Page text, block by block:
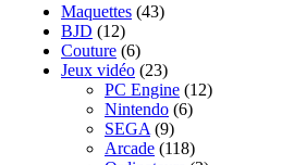
Maquettes (43)
BJD (12)
Couture (6)
Jeux vidéo (23)
PC Engine (12)
Nintendo (6)
SEGA (9)
Arcade (118)